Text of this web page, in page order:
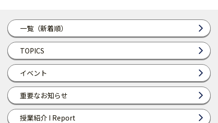
一覧（新着順）
TOPICS
イベント
重要なお知らせ
授業紹介 I Report